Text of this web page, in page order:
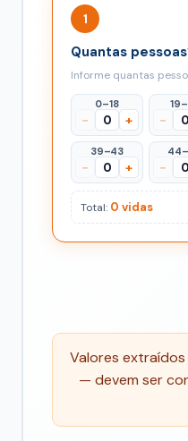
1
Quantas
Informe quantas
0–18
− + −
39–43
− + −
Total: 0 vidas
Valores
— devem ser